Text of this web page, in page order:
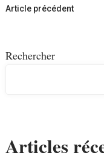
Navigation
Article précédent
Rechercher
Articles